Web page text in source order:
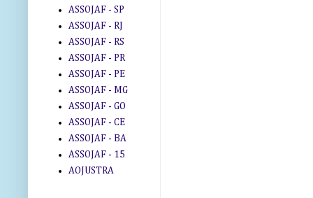
ASSOJAF - SP
ASSOJAF - RJ
ASSOJAF - RS
ASSOJAF - PR
ASSOJAF - PE
ASSOJAF - MG
ASSOJAF - GO
ASSOJAF - CE
ASSOJAF - BA
ASSOJAF - 15
AOJUSTRA